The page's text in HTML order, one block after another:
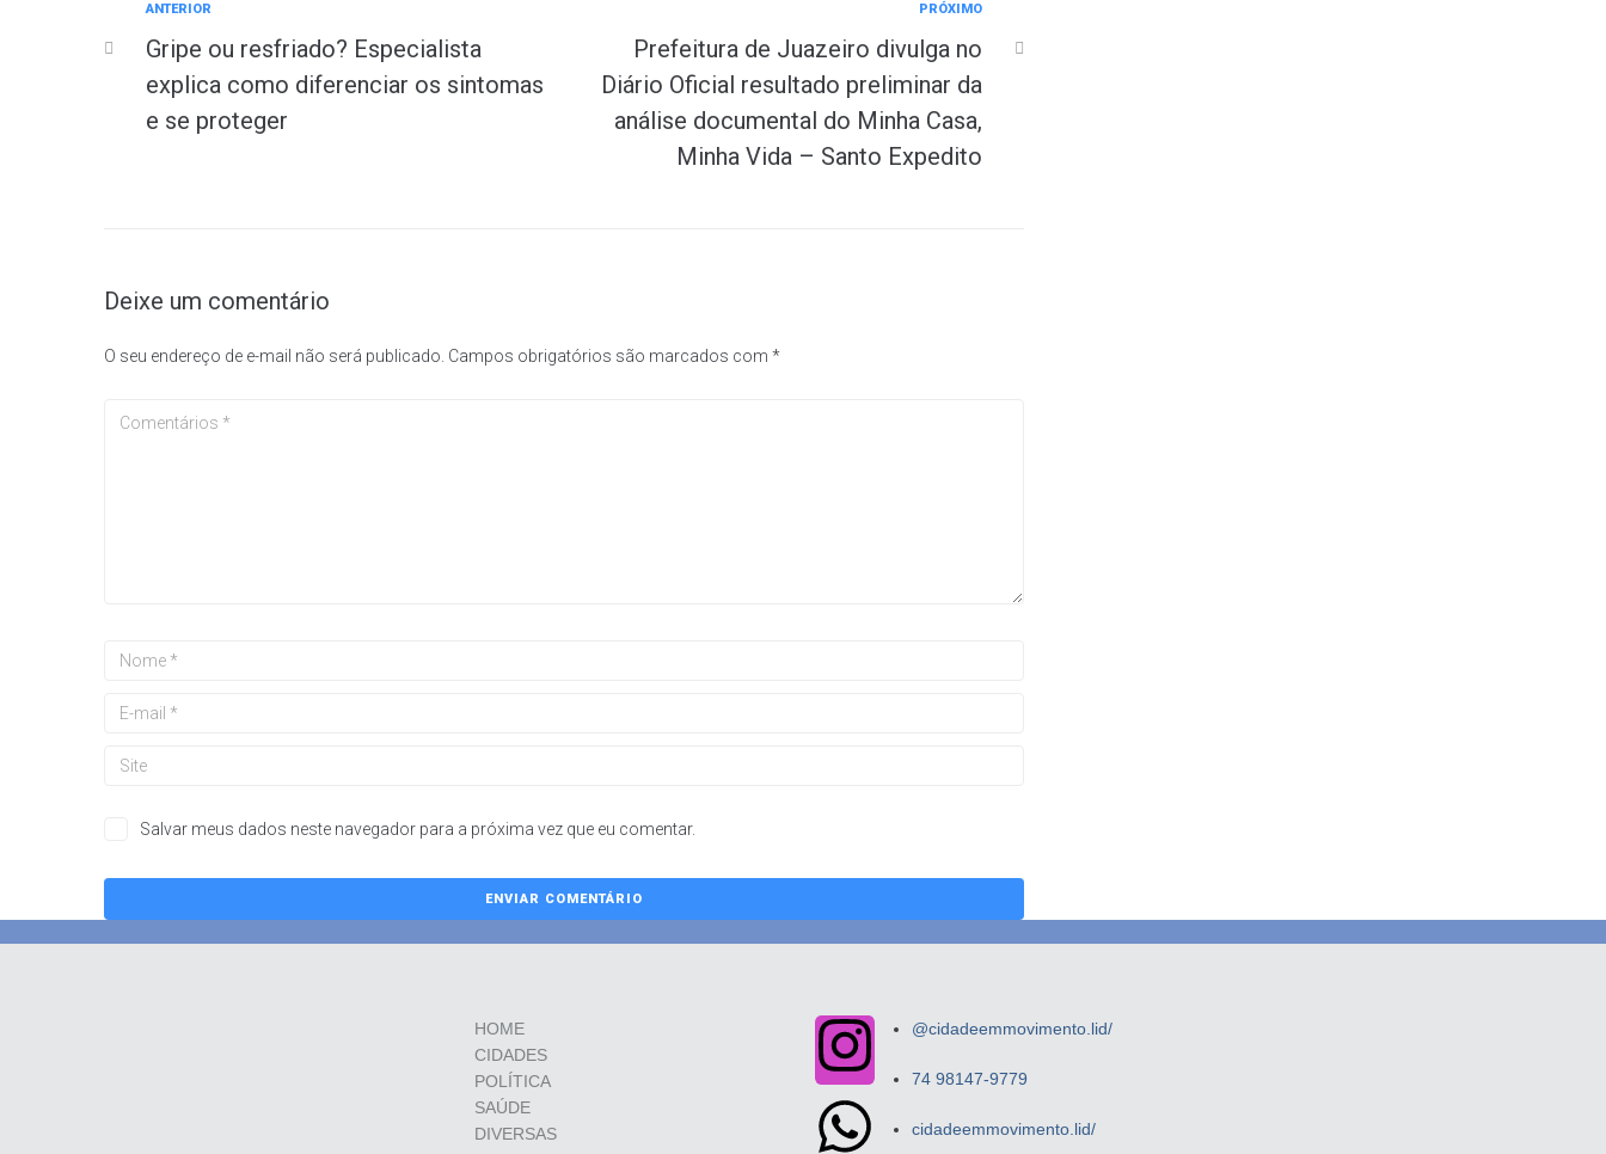
ANTERIOR
Gripe ou resfriado? Especialista
explica como diferenciar os sintomas
e se proteger
PRÓXIMO
Prefeitura de Juazeiro divulga no
Diário Oficial resultado preliminar da
análise documental do Minha Casa,
Minha Vida – Santo Expedito
Deixe um comentário
O seu endereço de e-mail não será publicado. Campos obrigatórios são marcados com *
Salvar meus dados neste navegador para a próxima vez que eu comentar.
HOME
CIDADES
POLÍTICA
SAÚDE
DIVERSAS
@cidadeemmovimento.lid/
74 98147-9779
cidadeemmovimento.lid/